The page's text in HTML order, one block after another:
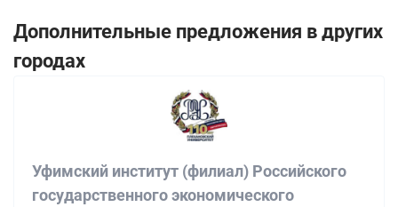
Дополнительные предложения в других
городах
Уфимский институт (филиал) Российского
государственного экономического